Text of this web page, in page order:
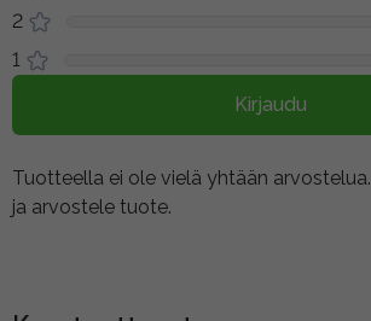
2
1
Kirjaudu
Tuotteella ei ole vielä yhtään arvostelua.
ja arvostele tuote.